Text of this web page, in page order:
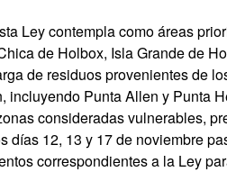
Ley contempla como áreas
de Holbox, Isla Grande de
de residuos provenientes de
incluyendo Punta Allen y Punta
consideradas vulnerables,
días 12, 13 y 17 de noviembre
correspondientes a la Ley